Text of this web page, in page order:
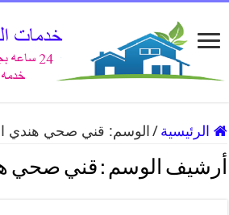
الرئيسية / الوسم: قني صحي هندي
أرشيف الوسم : قني صحي